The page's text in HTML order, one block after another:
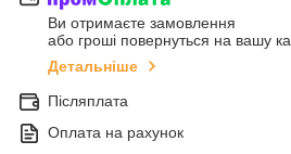
Ви отримаєте замовлення
або гроші повернуться на вашу
Детальніше
Післяплата
Оплата на рахунок